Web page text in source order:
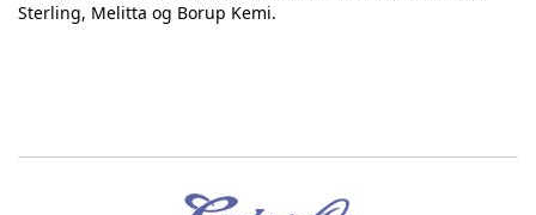
Sterling, Melitta og Borup Kemi.